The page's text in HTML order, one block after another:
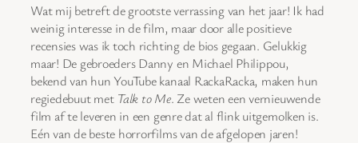
Wat mij betreft de grootste verrassing van het jaar! Ik had
weinig interesse in de film, maar door alle positieve
recensies was ik toch richting de bios gegaan. Gelukkig
maar! De gebroeders Danny en Michael Philippou,
bekend van hun YouTube kanaal RackaRacka, maken hun
regiedebuut met Talk to Me. Ze weten een vernieuwende
film af te leveren in een genre dat al flink uitgemolken is.
Eén van de beste horrorfilms van de afgelopen jaren!